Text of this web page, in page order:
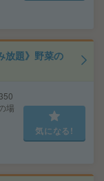
放題》野菜の
場
気になる!